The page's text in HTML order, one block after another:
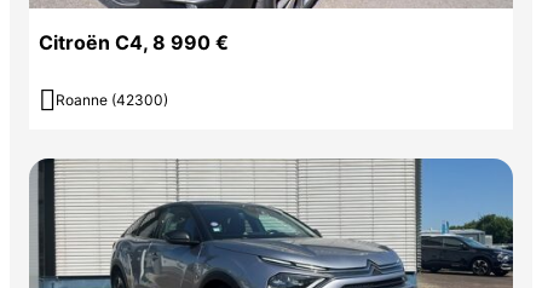
Citroën C4, 8 990 €
 Roanne (42300)